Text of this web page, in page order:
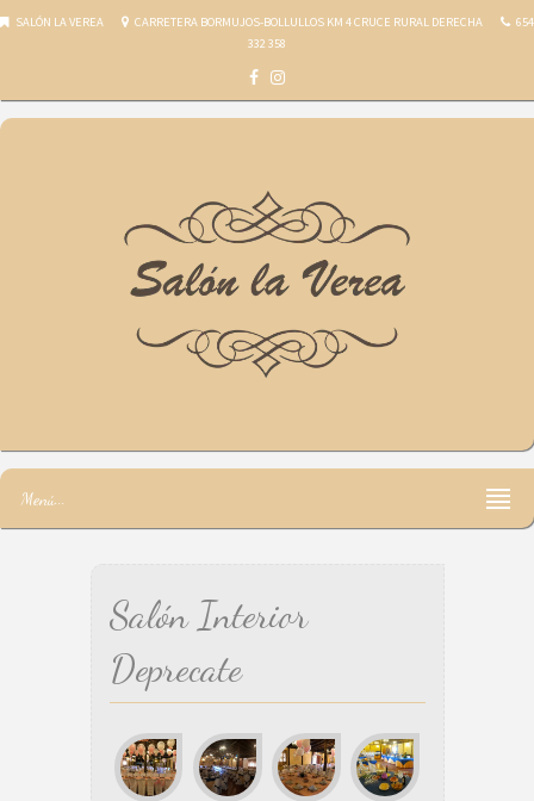
SALÓN LA VEREA CARRETERA BORMUJOS-BOLLULLOS KM 4 CRUCE RURAL DERECHA
654
332 358
Salón la Verea
Menú...
Salón Interior
Deprecate